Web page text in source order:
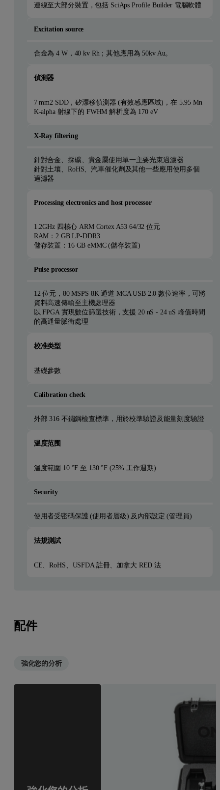
連線至大部分裝置，包括 SciAps Profile Builder 電腦軟體
Excitation source
合金為 4 W，40 kv Rh；其他應用為 50kv Au。
偵測器
7 mm2 SDD，矽漂移偵測器 (有效感應區域)，在 5.95 Mn
K-alpha 射線下的 FWHM 解析度為 170 eV
X-Ray filtering
針對合金、採礦、貴金屬使用單一主要光束過濾器
針對土壤、RoHS、汽車催化劑及其他一些應用使用多個
過濾器
Processing electronics and host processor
1.2GHz 四核心 ARM Cortex A53 64/32 位元
RAM：2 GB LP-DDR3
儲存裝置：16 GB eMMC (儲存裝置)
Pulse processor
12 位元，80 MSPS 8K 通道 MCA USB 2.0 數位速率，可將
資料高速傳輸至主機處理器
以 FPGA 實現數位篩選技術，支援 20 nS - 24 uS 峰值時間
的高通量脈衝處理
校准类型
基礎參數
Calibration check
外部 316 不鏽鋼檢查標準，用於校準驗證及能量刻度驗證
温度范围
溫度範圍 10 °F 至 130 °F (25% 工作週期)
Security
使用者受密碼保護 (使用者層級) 及內部設定 (管理員)
法規測試
CE、RoHS、USFDA 註冊、加拿大 RED 法
配件
強化您的分析